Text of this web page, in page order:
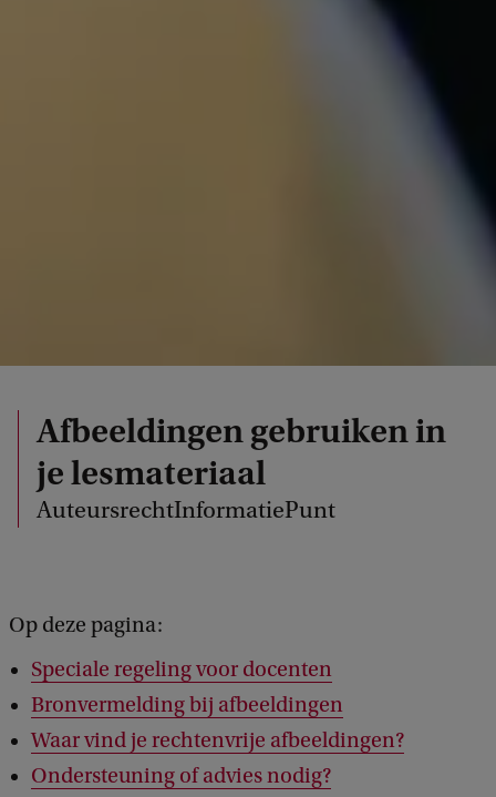
Afbeeldingen gebruiken in
je lesmateriaal
AuteursrechtInformatiePunt
Op deze pagina:
Speciale regeling voor docenten
Bronvermelding bij afbeeldingen
Waar vind je rechtenvrije afbeeldingen?
Ondersteuning of advies nodig?